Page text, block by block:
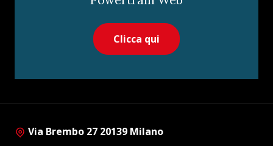
Clicca qui
Via Brembo 27 20139 Milano